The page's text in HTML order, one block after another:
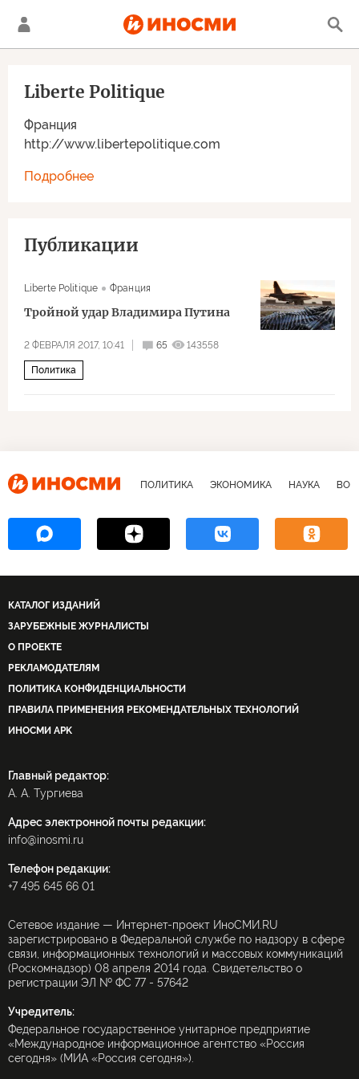
Франция
http://www.libertepolitique.com
Liberte Politique
Подробнее
Публикации
Liberte Politique Франция
Тройной удар Владимира Путина
2 ФЕВРАЛЯ 2017, 10:41 65 143558
Политика
ПОЛИТИКА ЭКОНОМИКА НАУКА
КАТАЛОГ ИЗДАНИЙ
ЗАРУБЕЖНЫЕ ЖУРНАЛИСТЫ
О ПРОЕКТЕ
РЕКЛАМОДАТЕЛЯМ
ПОЛИТИКА КОНФИДЕНЦИАЛЬНОСТИ
ПРАВИЛА ПРИМЕНЕНИЯ РЕКОМЕНДАТЕЛЬНЫХ ТЕХНОЛОГИЙ
ИНОСМИ APK
Главный редактор:
А. А. Тургиева
Адрес электронной почты редакции:
info@inosmi.ru
Телефон редакции:
+7 495 645 66 01
Сетевое издание — Интернет-проект ИноСМИ.RU
зарегистрировано в Федеральной службе по надзору в сфере
связи, информационных технологий и массовых коммуникаций
(Роскомнадзор) 08 апреля 2014 года. Свидетельство о
регистрации ЭЛ № ФС 77 - 57642
Учредитель:
Федеральное государственное унитарное предприятие
«Международное информационное агентство «Россия
сегодня» (МИА «Россия сегодня»).